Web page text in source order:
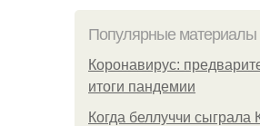
Популярные материалы
Коронавирус:
итоги пандемии
Когда беллуччи сыграла